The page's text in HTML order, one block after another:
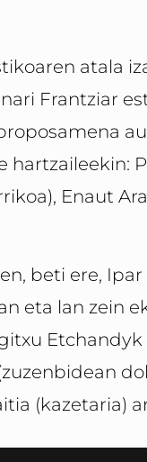
atala
Frantziar
hartzaileekin:
Enaut
beti ere, Ipar
eta lan zein
Etchandyk
(kazetaria)